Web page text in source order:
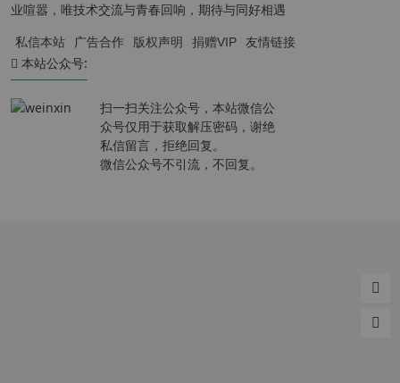
业喧嚣，唯技术交流与青春回响，期待与同好相遇
私信本站 广告合作 版权声明 捐赠VIP 友情链接
本站公众号:
扫一扫关注公众号，本站微信公
众号仅用于获取解压密码，谢绝
私信留言，拒绝回复。
微信公众号不引流，不回复。